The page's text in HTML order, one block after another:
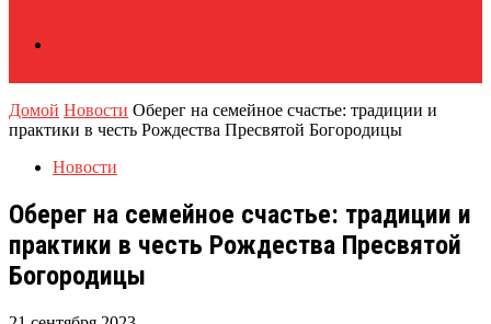
Домой Новости Оберег на семейное счастье: традиции и
практики в честь Рождества Пресвятой Богородицы
Новости
Оберег на семейное счастье: традиции и
практики в честь Рождества Пресвятой
Богородицы